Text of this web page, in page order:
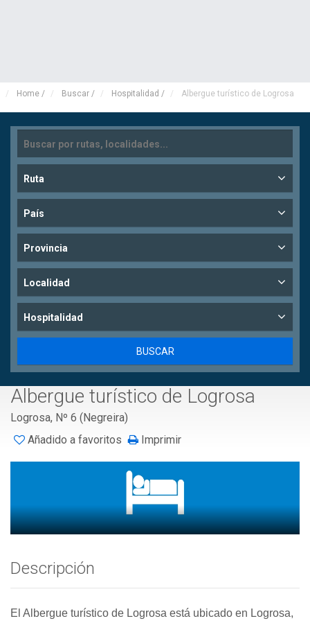
Home / Buscar / Hospitalidad / Albergue turístico de Logrosa
Ruta
País
Provincia
Localidad
Hospitalidad
Albergue turístico de Logrosa
Logrosa, Nº 6 (Negreira)
Añadido a favoritos
Imprimir
Descripción
El Albergue turístico de Logrosa está ubicado en Logrosa,